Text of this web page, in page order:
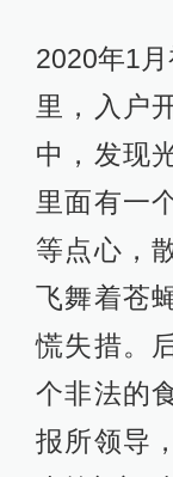
2020年1
里，入户
中，发现
里面有一
等点心，
飞舞着苍
慌失措。
个非法的
报所领导